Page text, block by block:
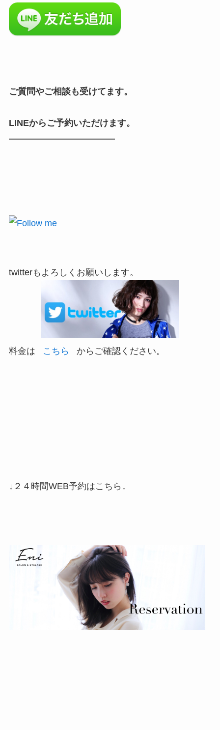
ご質問やご相談も受けてます。
LINEからご予約いただけます。
————————————
twitterもよろしくお願いします。
料金は こちら からご確認ください。
↓２４時間WEB予約はこちら↓